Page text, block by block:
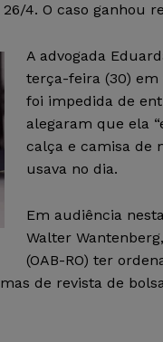
4. O caso ganhou
A advogada
terça-feira (30) em
foi impedida de
alegaram que ela
calça e camisa de
usava no dia.
Em audiência
Walter
(OAB-RO) ter
de revista de